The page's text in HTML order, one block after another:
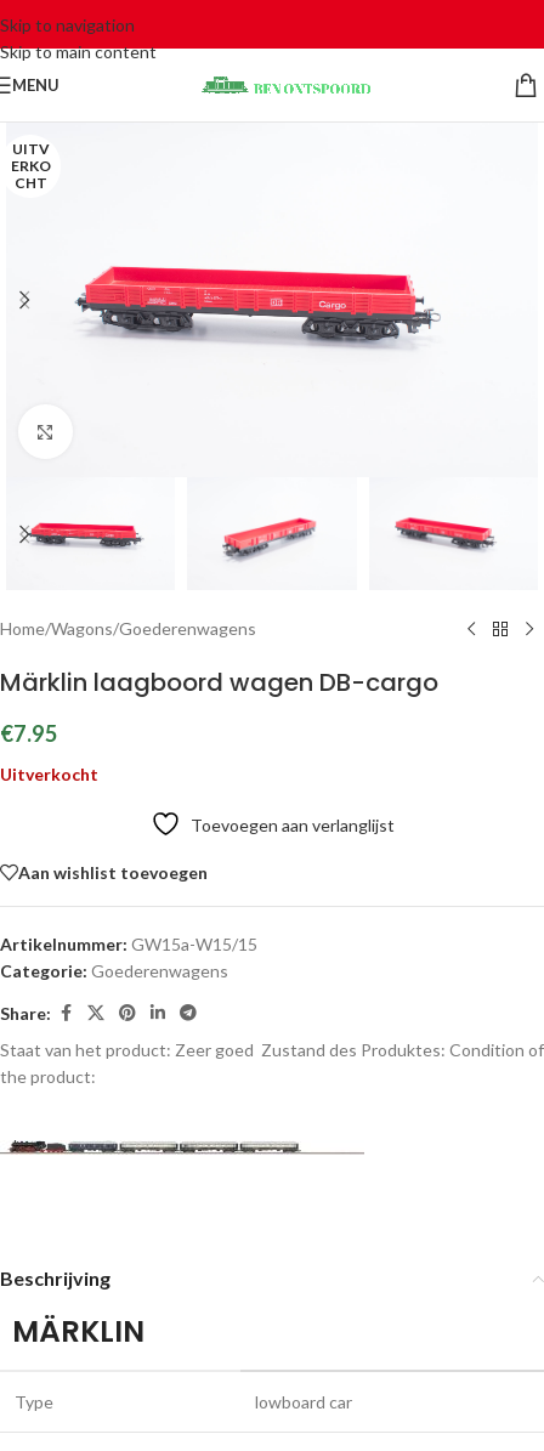
Skip to navigation
Skip to main content
MENU
UITV
ERKO
CHT
Home/Wagons/Goederenwagens
Märklin laagboord wagen DB-cargo
€7.95
Uitverkocht
Toevoegen aan verlanglijst
Aan wishlist toevoegen
Artikelnummer: GW15a-W15/15
Categorie: Goederenwagens
Share:
Staat van het product: Zeer goed Zustand des Produktes: Condition of
the product:
Beschrijving
MÄRKLIN
Type lowboard car